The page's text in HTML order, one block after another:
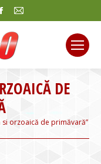
Facebook
opens
in
new
window
Mail
new
window DE
orzoaică de primăvară”